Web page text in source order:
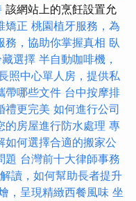
該網站上的烹飪設置允
矯正 桃園植牙服務，為
務，協助你掌握真相 臥
選擇 半自動咖啡機，
照中心單人房，提供私
帶哪些文件 台中按摩排
禮更完美 如何進行公司
的房屋進行防水處理 專
如何選擇合適的搬家公
題 台灣前十大律師事務
讀，如何幫助長者提升
，呈現精緻西餐風味 坐